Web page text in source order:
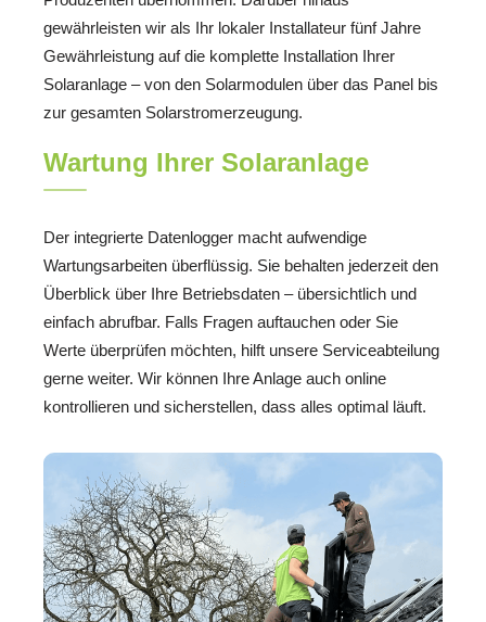
gewährleisten wir als Ihr lokaler Installateur fünf Jahre
Gewährleistung auf die komplette Installation Ihrer
Solaranlage – von den Solarmodulen über das Panel bis
zur gesamten Solarstromerzeugung.
Wartung Ihrer Solaranlage
Der integrierte Datenlogger macht aufwendige
Wartungsarbeiten überflüssig. Sie behalten jederzeit den
Überblick über Ihre Betriebsdaten – übersichtlich und
einfach abrufbar. Falls Fragen auftauchen oder Sie
Werte überprüfen möchten, hilft unsere Serviceabteilung
gerne weiter. Wir können Ihre Anlage auch online
kontrollieren und sicherstellen, dass alles optimal läuft.